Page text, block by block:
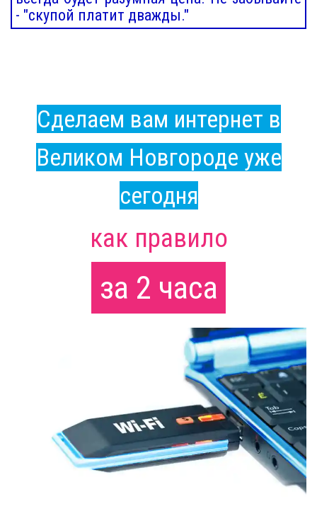
- "скупой платит дважды."
Сделаем вам интернет в
Великом Новгороде уже
сегодня
как правило
за 2 часа